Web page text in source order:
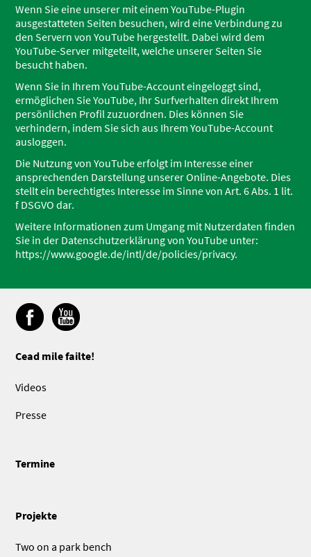
Wenn Sie eine unserer mit einem YouTube-Plugin
ausgestatteten Seiten besuchen, wird eine Verbindung zu
den Servern von YouTube hergestellt. Dabei wird dem
YouTube-Server mitgeteilt, welche unserer Seiten Sie
besucht haben.
Wenn Sie in Ihrem YouTube-Account eingeloggt sind,
ermöglichen Sie YouTube, Ihr Surfverhalten direkt Ihrem
persönlichen Profil zuzuordnen. Dies können Sie
verhindern, indem Sie sich aus Ihrem YouTube-Account
ausloggen.
Die Nutzung von YouTube erfolgt im Interesse einer
ansprechenden Darstellung unserer Online-Angebote. Dies
stellt ein berechtigtes Interesse im Sinne von Art. 6 Abs. 1 lit.
f DSGVO dar.
Weitere Informationen zum Umgang mit Nutzerdaten finden
Sie in der Datenschutzerklärung von YouTube unter:
https://www.google.de/intl/de/policies/privacy.
Cead mile failte!
Videos
Presse
Termine
Projekte
Two on a park bench